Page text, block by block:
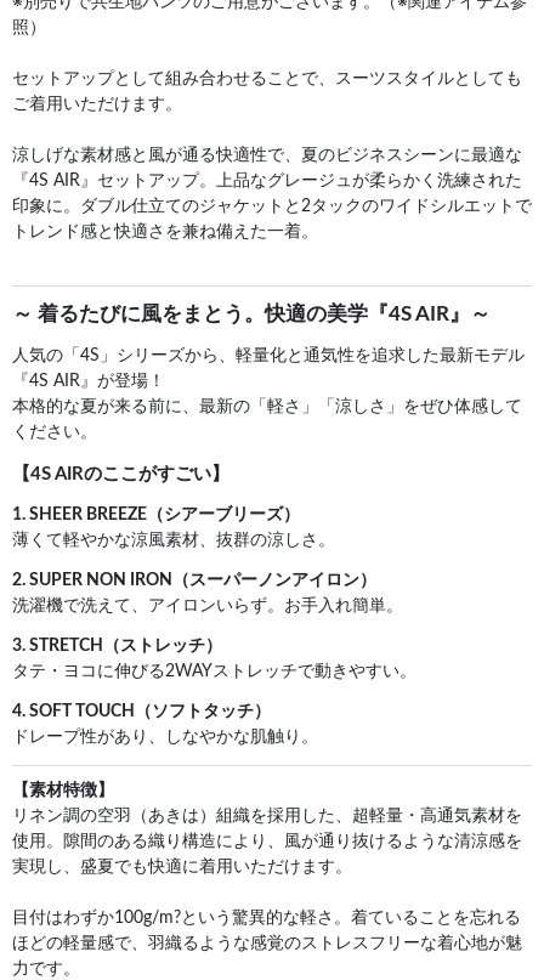
照）
セットアップとして組み合わせることで、スーツスタイルとしても
ご着用いただけます。
涼しげな素材感と風が通る快適性で、夏のビジネスシーンに最適な
『4S AIR』セットアップ。上品なグレージュが柔らかく洗練された
印象に。ダブル仕立てのジャケットと2タックのワイドシルエットで
トレンド感と快適さを兼ね備えた一着。
～ 着るたびに風をまとう。快適の美学『4S AIR』～
人気の「4S」シリーズから、軽量化と通気性を追求した最新モデル
『4S AIR』が登場！
本格的な夏が来る前に、最新の「軽さ」「涼しさ」をぜひ体感して
ください。
【4S AIRのここがすごい】
1. SHEER BREEZE（シアーブリーズ）
薄くて軽やかな涼風素材、抜群の涼しさ。
2. SUPER NON IRON（スーパーノンアイロン）
洗濯機で洗えて、アイロンいらず。お手入れ簡単。
3. STRETCH（ストレッチ）
タテ・ヨコに伸びる2WAYストレッチで動きやすい。
4. SOFT TOUCH（ソフトタッチ）
ドレープ性があり、しなやかな肌触り。
【素材特徴】
リネン調の空羽（あきは）組織を採用した、超軽量・高通気素材を
使用。隙間のある織り構造により、風が通り抜けるような清涼感を
実現し、盛夏でも快適に着用いただけます。
目付はわずか100g/m?という驚異的な軽さ。着ていることを忘れる
ほどの軽量感で、羽織るような感覚のストレスフリーな着心地が魅
力です。